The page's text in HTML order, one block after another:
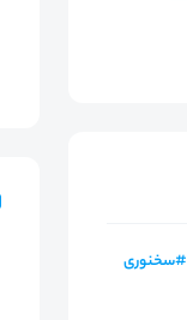
#سخنوری